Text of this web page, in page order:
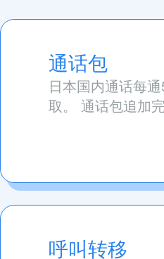
通话包
日本国内通话每
取。 通话包追加
呼叫转移